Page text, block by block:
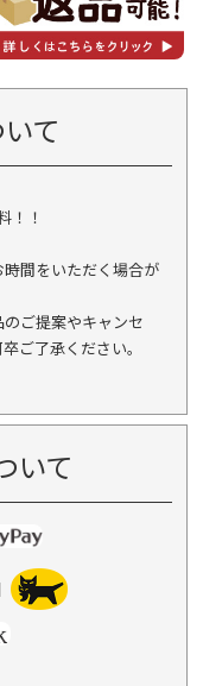
て
！！
間をいただく場合が
ご提案やキャンセ
ご了承ください。
いて